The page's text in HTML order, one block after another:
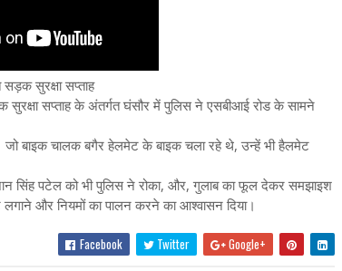
सड़क सुरक्षा सप्ताह
सुरक्षा सप्ताह के अंतर्गत घंसौर में पुलिस ने एसबीआई रोड के सामने
जो बाइक चालक बगैर हेलमेट के बाइक चला रहे थे, उन्हें भी हैलमेट
सिंह पटेल को भी पुलिस ने रोका, और, गुलाब का फूल देकर समझाइश
लगाने और नियमों का पालन करने का आश्वासन दिया।
Facebook Twitter Google+